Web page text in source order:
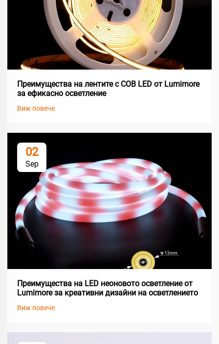
Преимущества на лентите с COB LED от Lumimore
за ефикасно осветление
Виж повече
02
Sep
Преимущества на LED неоновото осветление от
Lumimore за креативни дизайни на осветлението
Виж повече